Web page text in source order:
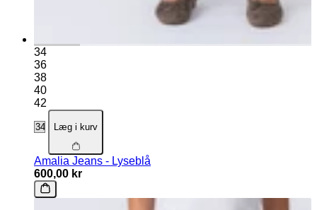
34
36
38
40
42
Læg i kurv
Amalia Jeans - Lyseblå
600,00 kr